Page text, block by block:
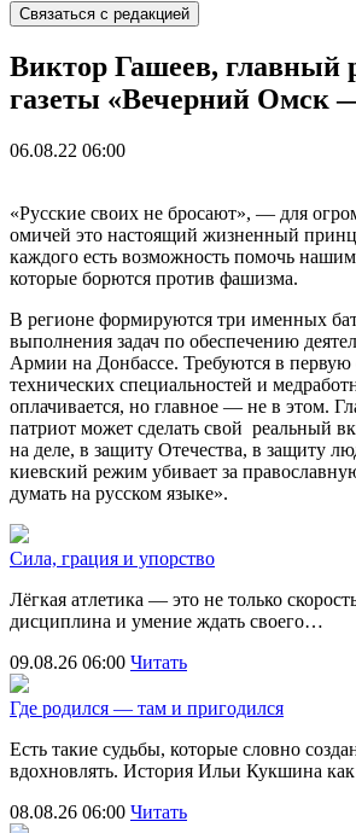
Связаться с редакцией
Виктор Гашеев, главный
газеты «Вечерний Омск
06.08.22 06:00
«Русские своих не бросают», — для
омичей это настоящий жизненный
каждого есть возможность помочь
которые борются против фашизма.
В регионе формируются три именных
выполнения задач по обеспечению
Армии на Донбассе. Требуются в
технических специальностей и
оплачивается, но главное — не в этом.
патриот может сделать свой реальный
на деле, в защиту Отечества, в защиту
киевский режим убивает за
думать на русском языке».
Сила, грация и упорство
Лёгкая атлетика — это не только
дисциплина и умение ждать своего…
09.08.26 06:00 Читать
Где родился — там и пригодился
Есть такие судьбы, которые словно
вдохновлять. История Ильи Кукшина
08.08.26 06:00 Читать